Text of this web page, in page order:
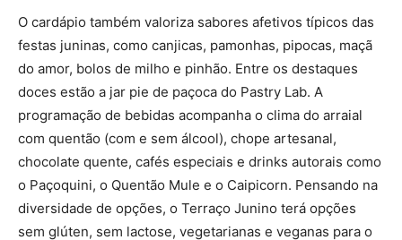
O cardápio também valoriza sabores afetivos típicos das
festas juninas, como canjicas, pamonhas, pipocas, maçã
do amor, bolos de milho e pinhão. Entre os destaques
doces estão a jar pie de paçoca do Pastry Lab. A
programação de bebidas acompanha o clima do arraial
com quentão (com e sem álcool), chope artesanal,
chocolate quente, cafés especiais e drinks autorais como
o Paçoquini, o Quentão Mule e o Caipicorn. Pensando na
diversidade de opções, o Terraço Junino terá opções
sem glúten, sem lactose, vegetarianas e veganas para o